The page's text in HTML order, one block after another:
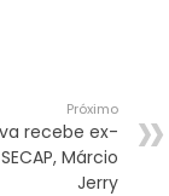
Próximo
recebe ex-
Márcio
Jerry